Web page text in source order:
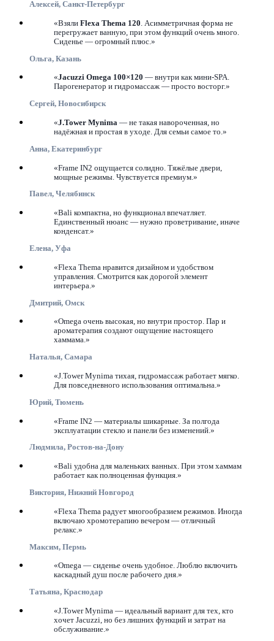
Алексей, Санкт-Петербург
«Взяли Flexa Thema 120. Асимметричная форма не
перегружает ванную, при этом функций очень много.
Сиденье — огромный плюс.»
Ольга, Казань
«Jacuzzi Omega 100×120 — внутри как мини-SPA.
Парогенератор и гидромассаж — просто восторг.»
Сергей, Новосибирск
«J.Tower Mynima — не такая навороченная, но
надёжная и простая в уходе. Для семьи самое то.»
Анна, Екатеринбург
«Frame IN2 ощущается солидно. Тяжёлые двери,
мощные режимы. Чувствуется премиум.»
Павел, Челябинск
«Bali компактна, но функционал впечатляет.
Единственный нюанс — нужно проветривание, иначе
конденсат.»
Елена, Уфа
«Flexa Thema нравится дизайном и удобством
управления. Смотрится как дорогой элемент
интерьера.»
Дмитрий, Омск
«Omega очень высокая, но внутри простор. Пар и
ароматерапия создают ощущение настоящего
хаммама.»
Наталья, Самара
«J.Tower Mynima тихая, гидромассаж работает мягко.
Для повседневного использования оптимальна.»
Юрий, Тюмень
«Frame IN2 — материалы шикарные. За полгода
эксплуатации стекло и панели без изменений.»
Людмила, Ростов-на-Дону
«Bali удобна для маленьких ванных. При этом хаммам
работает как полноценная функция.»
Виктория, Нижний Новгород
«Flexa Thema радует многообразием режимов. Иногда
включаю хромотерапию вечером — отличный
релакс.»
Максим, Пермь
«Omega — сиденье очень удобное. Люблю включить
каскадный душ после рабочего дня.»
Татьяна, Краснодар
«J.Tower Mynima — идеальный вариант для тех, кто
хочет Jacuzzi, но без лишних функций и затрат на
обслуживание.»